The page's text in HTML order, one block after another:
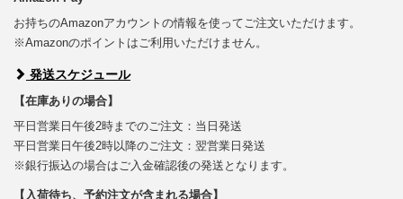
お持ちのAmazonアカウントの情報を使ってご注文いただけます。
※Amazonのポイントはご利用いただけません。
発送スケジュール
【在庫ありの場合】
平日営業日午後2時までのご注文：当日発送
平日営業日午後2時以降のご注文：翌営業日発送
※銀行振込の場合はご入金確認後の発送となります。
【入荷待ち、予約注文が含まれる場合】